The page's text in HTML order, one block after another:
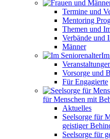
Termine und
Mentoring
Themen und
Verbände und
Männer
Vorsorge und
Für Engagierte
für Menschen mit
Aktuelles
Seelsorge für
geistiger
Seelsorge für